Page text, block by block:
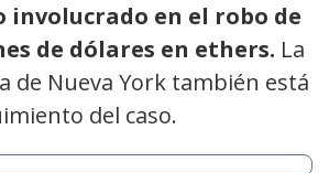
involucrado en el robo de
de dólares en ethers. La
de Nueva York también está
del caso.